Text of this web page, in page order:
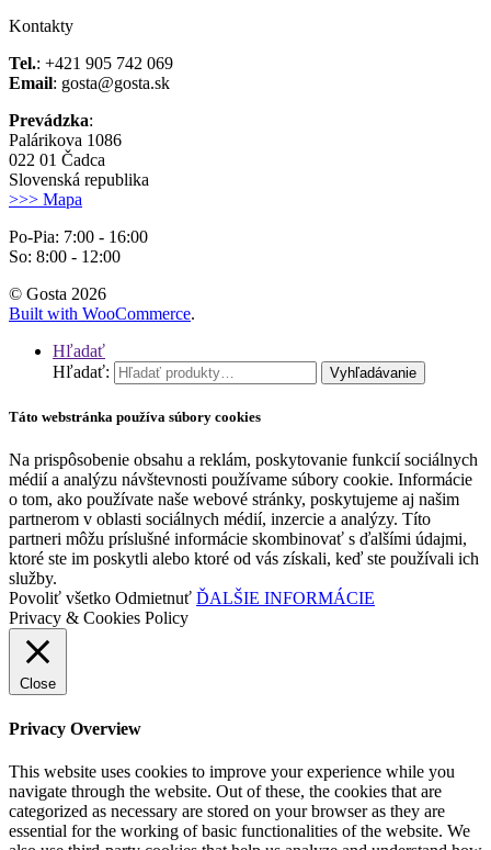
Kontakty
Tel.: +421 905 742 069
Email: gosta@gosta.sk
Prevádzka:
Palárikova 1086
022 01 Čadca
Slovenská republika
>>> Mapa
Po-Pia: 7:00 - 16:00
So: 8:00 - 12:00
© Gosta 2026
Built with WooCommerce.
Hľadať
Hľadať:
Vyhľadávanie
Táto webstránka používa súbory cookies
Na prispôsobenie obsahu a reklám, poskytovanie funkcií sociálnych
médií a analýzu návštevnosti používame súbory cookie. Informácie
o tom, ako používate naše webové stránky, poskytujeme aj našim
partnerom v oblasti sociálnych médií, inzercie a analýzy. Títo
partneri môžu príslušné informácie skombinovať s ďalšími údajmi,
ktoré ste im poskytli alebo ktoré od vás získali, keď ste používali ich
služby.
Povoliť všetko Odmietnuť ĎALŠIE INFORMÁCIE
Privacy & Cookies Policy
Close
Privacy Overview
This website uses cookies to improve your experience while you
navigate through the website. Out of these, the cookies that are
categorized as necessary are stored on your browser as they are
essential for the working of basic functionalities of the website. We